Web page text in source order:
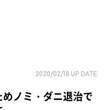
2020/02/18 UP DATE
ノミ・ダニ退治で